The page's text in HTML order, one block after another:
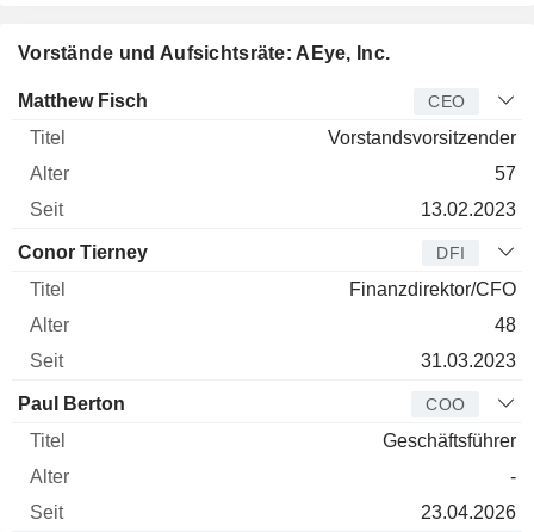
Vorstände und Aufsichtsräte: AEye, Inc.
Manager Titel
Matthew Fisch CEO
Vorstandsvorsitzender
57
13.02.2023
Conor Tierney DFI
Finanzdirektor/CFO
48
31.03.2023
Paul Berton COO
Geschäftsführer
-
23.04.2026